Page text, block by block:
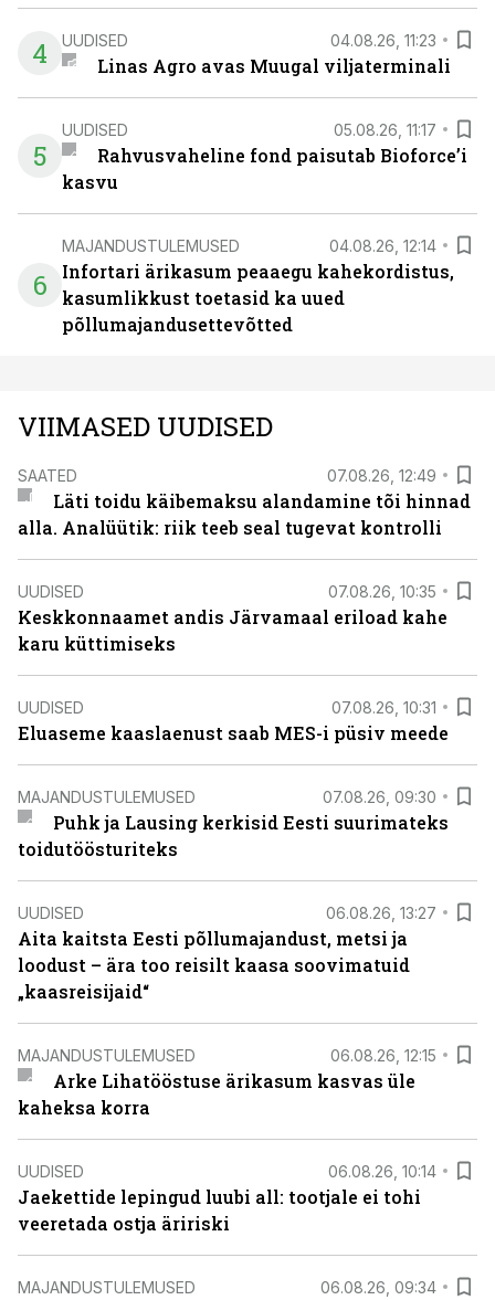
4 UUDISED 04.08.26, 11:23
Linas Agro avas Muugal viljaterminali
5
UUDISED 05.08.26, 11:17
Rahvusvaheline fond paisutab Bioforce’i
kasvu
6
MAJANDUSTULEMUSED 04.08.26, 12:14
Infortari ärikasum peaaegu kahekordistus,
kasumlikkust toetasid ka uued
põllumajandusettevõtted
VIIMASED UUDISED
SAATED 07.08.26, 12:49
Läti toidu käibemaksu alandamine tõi hinnad
alla. Analüütik: riik teeb seal tugevat kontrolli
UUDISED 07.08.26, 10:35
Keskkonnaamet andis Järvamaal eriload kahe
karu küttimiseks
UUDISED 07.08.26, 10:31
Eluaseme kaaslaenust saab MES-i püsiv meede
MAJANDUSTULEMUSED 07.08.26, 09:30
Puhk ja Lausing kerkisid Eesti suurimateks
toidutöösturiteks
UUDISED 06.08.26, 13:27
Aita kaitsta Eesti põllumajandust, metsi ja
loodust – ära too reisilt kaasa soovimatuid
„kaasreisijaid“
MAJANDUSTULEMUSED 06.08.26, 12:15
Arke Lihatööstuse ärikasum kasvas üle
kaheksa korra
UUDISED 06.08.26, 10:14
Jaekettide lepingud luubi all: tootjale ei tohi
veeretada ostja äririski
MAJANDUSTULEMUSED 06.08.26, 09:34